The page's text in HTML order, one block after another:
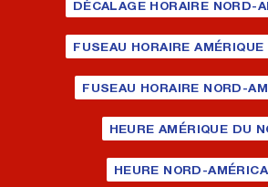
DÉCALAGE HORAIRE NORD-
FUSEAU HORAIRE AMÉRIQUE
FUSEAU HORAIRE NORD-
HEURE AMÉRIQUE DU
HEURE NORD-